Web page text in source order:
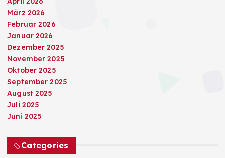
März 2026
Februar 2026
Januar 2026
Dezember 2025
November 2025
Oktober 2025
September 2025
August 2025
Juli 2025
Juni 2025
Categories